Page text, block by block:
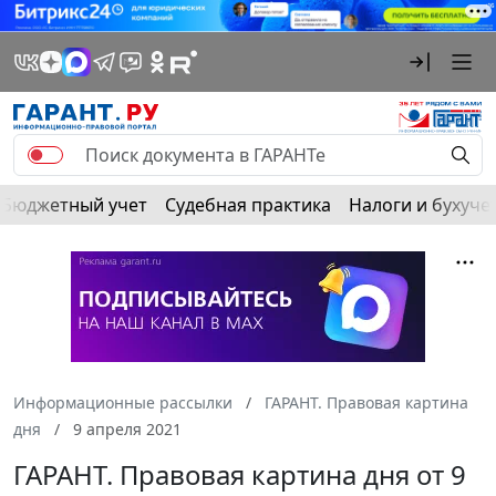
Бюджетный учет Судебная практика Налоги и
Информационные рассылки
ГАРАНТ. Правовая картина
дня
9 апреля 2021
ГАРАНТ. Правовая картина дня от 9